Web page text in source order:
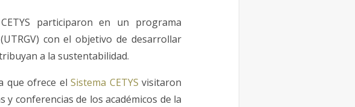
participaron en un programa
con el objetivo de desarrollar
a la sustentabilidad.
que ofrece elSistema CETYS visitaron
y conferencias de los académicos de la